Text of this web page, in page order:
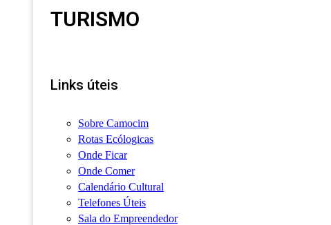
TURISMO
Links úteis
Sobre Camocim
Rotas Ecólogicas
Onde Ficar
Onde Comer
Calendário Cultural
Telefones Úteis
Sala do Empreendedor